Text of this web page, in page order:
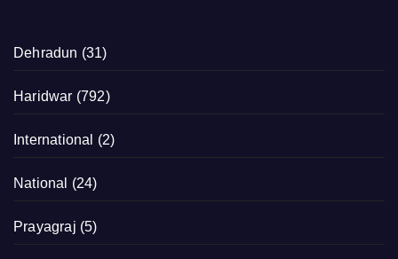
Dehradun (31)
Haridwar (792)
International (2)
National (24)
Prayagraj (5)